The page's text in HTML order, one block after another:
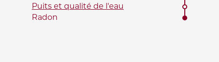
Puits et qualité de l'eau
Radon